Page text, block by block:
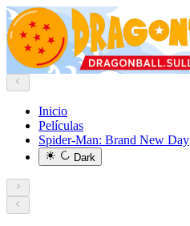
Inicio
Películas
Spider-Man: Brand New Day
Dark